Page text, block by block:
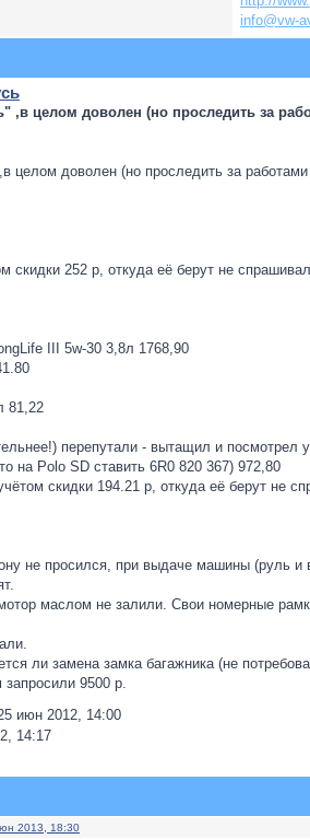
info@vw-
,в целом доволен (но проследить за
целом доволен (но проследить за
скидки 252 р, откуда её берут не
III 5w-30 3,8л 1768,90
81,22
перепутали - вытащил и
на Polo SD ставить 6R0 820 367) 972,80
скидки 194.21 р, откуда её берут не
не просился, при выдаче машины (руль и
маслом не залили. Свои номерные
ли замена замка багажника (не
9500 р.
июн 2012, 14:00
14:17
2013, 18:30